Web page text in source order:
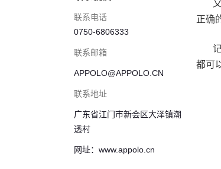
联系电话
0750-6806333
联系邮箱
APPOLO@APPOLO.CN
联系地址
广东省江门市新会区大泽镇潮
透村
网址：www.appolo.cn
正确
都可